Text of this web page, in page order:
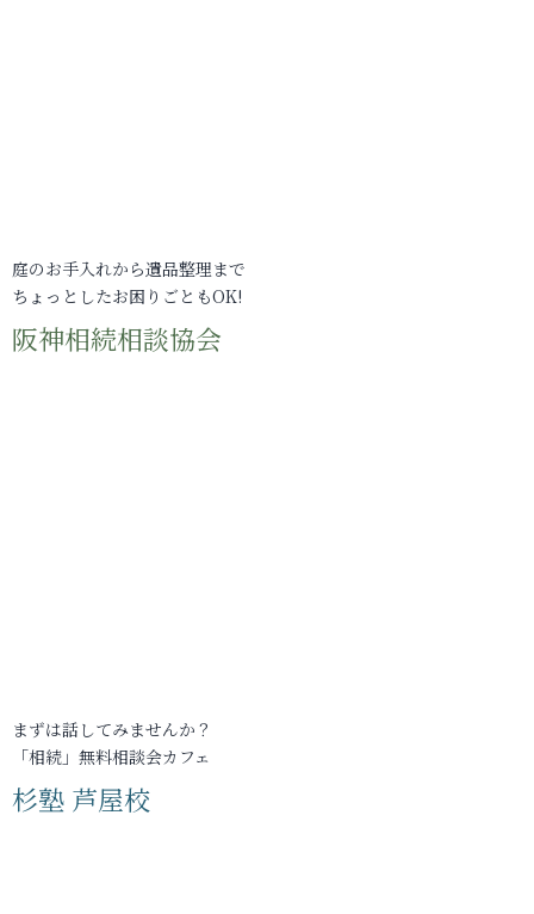
庭のお手入れから遺品整理まで
ちょっとしたお困りごともOK!
阪神相続相談協会
まずは話してみませんか？
「相続」無料相談会カフェ
杉塾 芦屋校